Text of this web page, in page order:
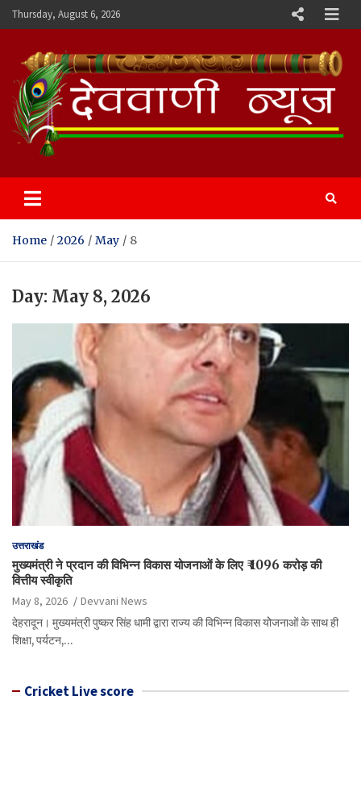
Skip
to
Thursday, August 6, 2026
Devvani News Portal
Home 2026 May 8
Day: May 8, 2026
उत्तराखंड
मुख्यमंत्री ने प्रदान की विभिन्न विकास योजनाओं के लिए ₹ 1096 करोड़ की
वित्तीय स्वीकृति
May 8, 2026
Devvani News
देहरादून। मुख्यमंत्री पुष्कर सिंह धामी द्वारा राज्य की विभिन्न विकास योेजनाओं के साथ ही
शिक्षा, पर्यटन,…
Cricket Live score